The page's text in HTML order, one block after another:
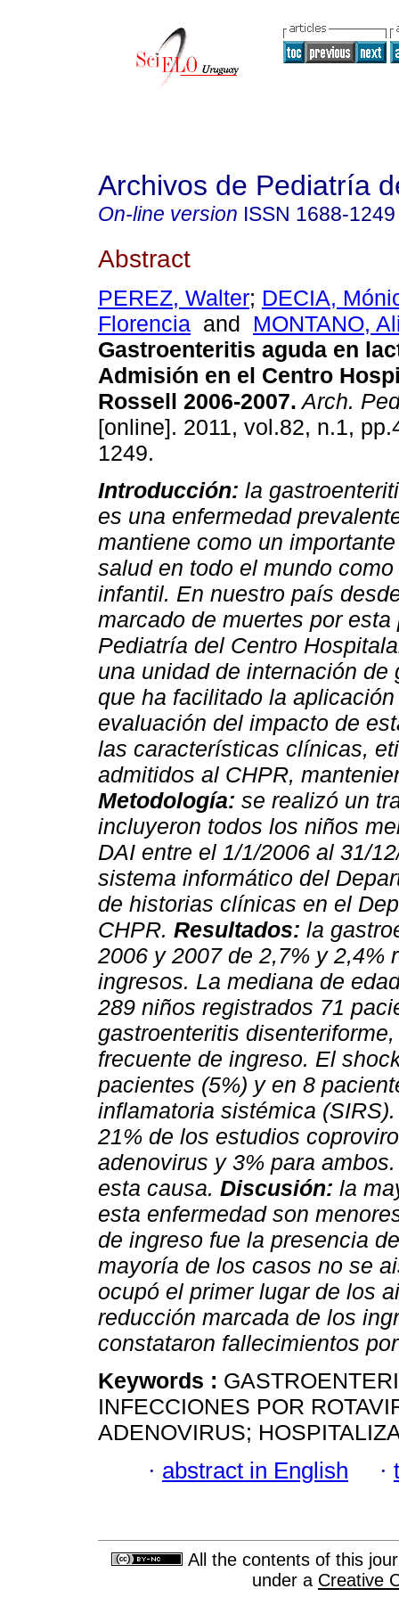
Archivos de Pediatría
On-line version ISSN 1688-1249
Abstract
PEREZ, Walter; DECIA,
Florencia and MONTANO,
Gastroenteritis aguda en
Admisión en el Centro
Rossell 2006-2007. Arch.
[online]. 2011, vol.82, n.1,
1249.
Introducción: la
es una enfermedad
mantiene como un
salud en todo el mundo
infantil. En nuestro país
marcado de muertes por
Pediatría del Centro
una unidad de internación
que ha facilitado la
evaluación del impacto de
las características clínicas,
admitidos al CHPR,
Metodología: se realizó un
incluyeron todos los niños
DAI entre el 1/1/2006 al 31/
sistema informático del
de historias clínicas en el
CHPR. Resultados: la
2006 y 2007 de 2,7% y 2,4%
ingresos. La mediana de
289 niños registrados 71
gastroenteritis
frecuente de ingreso. El
pacientes (5%) y en 8
inflamatoria sistémica
21% de los estudios
adenovirus y 3% para
esta causa. Discusión: la
esta enfermedad son
de ingreso fue la presencia
mayoría de los casos no se
ocupó el primer lugar de los
reducción marcada de los
constataron fallecimientos
Keywords :
INFECCIONES POR
ADENOVIRUS;
· abstract in English ·
All the contents of this
under a Creative